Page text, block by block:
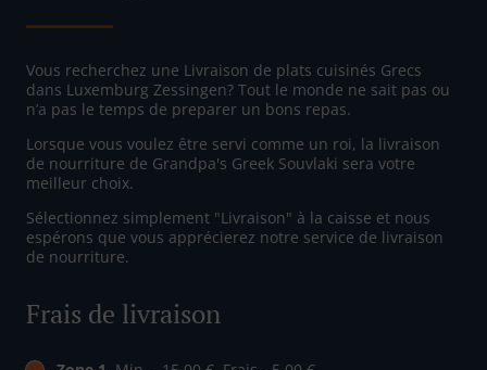
Vous recherchez une Livraison de plats cuisinés Grecs
dans Luxemburg Zessingen? Tout le monde ne sait pas ou
n’a pas le temps de preparer un bons repas.
Lorsque vous voulez être servi comme un roi, la livraison
de nourriture de Grandpa's Greek Souvlaki sera votre
meilleur choix.
Sélectionnez simplement "Livraison" à la caisse et nous
espérons que vous apprécierez notre service de livraison
de nourriture.
Frais de livraison